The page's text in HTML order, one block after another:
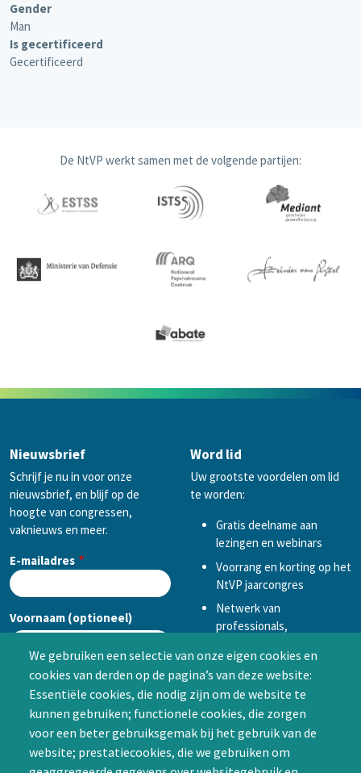
We gebruiken een selectie van onze eigen cookies en
cookies van derden op de pagina’s van deze website:
Essentiële cookies, die nodig zijn om de website te
kunnen gebruiken; functionele cookies, die zorgen
voor een beter gebruiksgemak bij het gebruik van de
website; prestatiecookies, die we gebruiken om
Gender
Man
Is gecertificeerd
Gecertificeerd
De NtVP werkt samen met de volgende partijen:
Nieuwsbrief
Schrijf je nu in voor onze
nieuwsbrief, en blijf op de
hoogte van congressen,
vaknieuws en meer.
E-mailadres
Voornaam (optioneel)
Achternaam (optioneel)
CAPTCHA
Word lid
Uw grootste voordelen om lid
te worden:
Gratis deelname aan
lezingen en webinars
Voorrang en korting op het
NtVP jaarcongres
Netwerk van
professionals,
samenwerken in een van
de Special Interest
Groepen (SIG’s) of zelf een
SIG initiëren
Word lid